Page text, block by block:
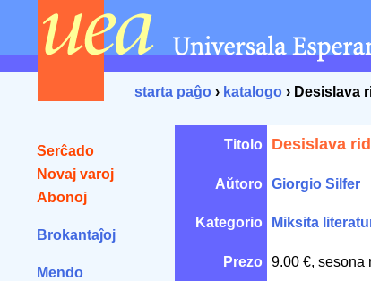
starta paĝo › katalogo › Desislava
Serĉado
Novaj varoj
Abonoj
Brokantaĵoj
Mendo
Titolo Desislava
Aŭtoro Giorgio Silfer
Kategorio Miksita
Prezo 9.00 €, sesona